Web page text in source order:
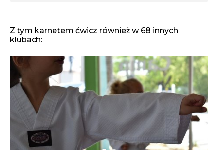
Z tym karnetem ćwicz również w 68 innych
klubach: